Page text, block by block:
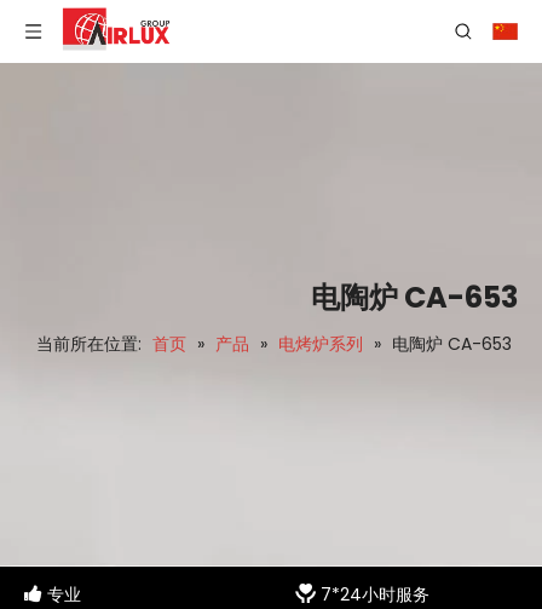
电陶炉 CA-653
当前所在位置: 首页 » 产品 » 电烤炉系列 » 电陶炉 CA-653
 专业  7*24小时服务